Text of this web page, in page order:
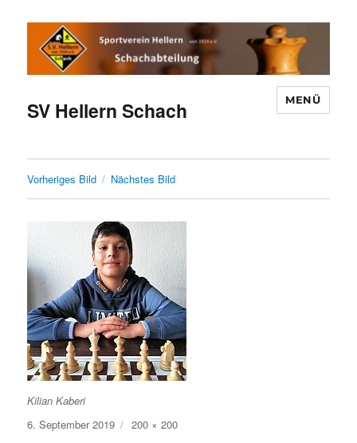
SV Hellern Schach MENÜ
Vorheriges Bild Nächstes Bild
Kilian Kaberi
Veröffentlicht
am
6. September 2019 Volle
Größe
200 × 200